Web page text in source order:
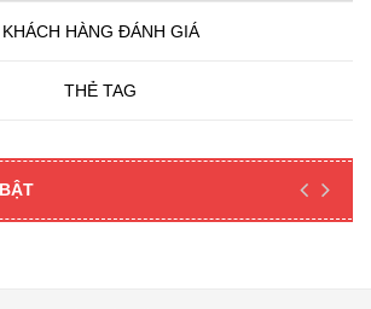
KHÁCH HÀNG ĐÁNH GIÁ
THẺ TAG